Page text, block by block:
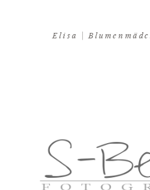
Elisa |